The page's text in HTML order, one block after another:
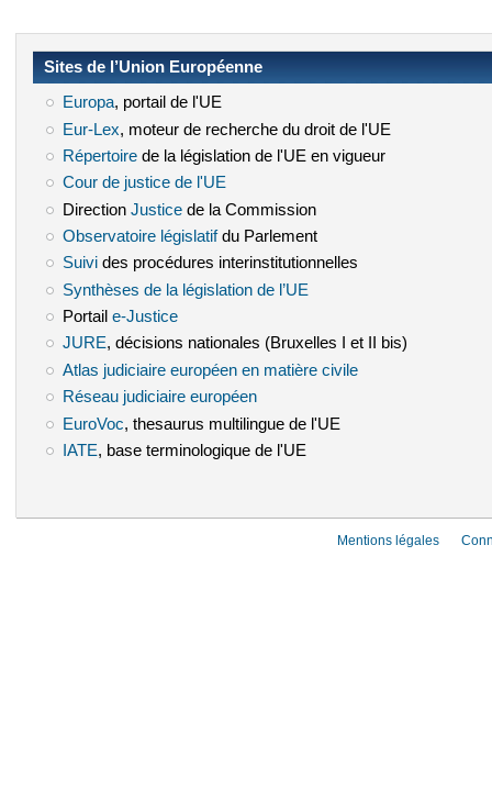
Sites de l’Union Européenne
Europa(le lien est externe)
, portail de l'UE
Eur-Lex (le lien est externe)
, moteur de recherche du droit de l'UE
Répertoire(le lien est externe)
de la législation de l'UE en vigueur
Cour de justice de l'UE
Direction Justice(le lien est externe)
de la Commission
Observatoire législatif(le lien est externe)
du Parlement
Suivi(le lien est externe)
des procédures interinstitutionnelles
Synthèses de la législation de l’UE
Portail e-Justice(le lien est externe)
JURE(le lien est externe)
, décisions nationales (Bruxelles I et II bis)
Atlas judiciaire européen en matière civile(le lien est externe)
Réseau judiciaire européen(le lien est externe)
EuroVoc (le lien est externe)
, thesaurus multilingue de l'UE
IATE (le lien est externe)
, base terminologique de l'UE
Mentions légales